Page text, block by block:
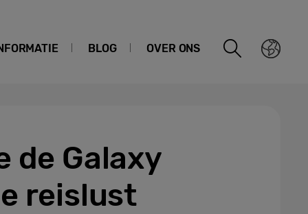
BLOG OVER ONS
de Galaxy
reislust